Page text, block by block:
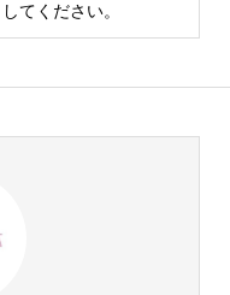
してください。